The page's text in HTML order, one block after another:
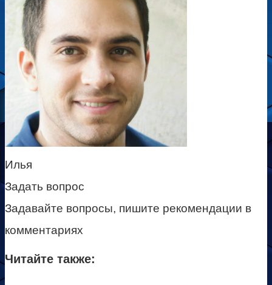
Илья
Задать вопрос
Задавайте вопросы, пишите рекомендации в
комментариях
Читайте также: